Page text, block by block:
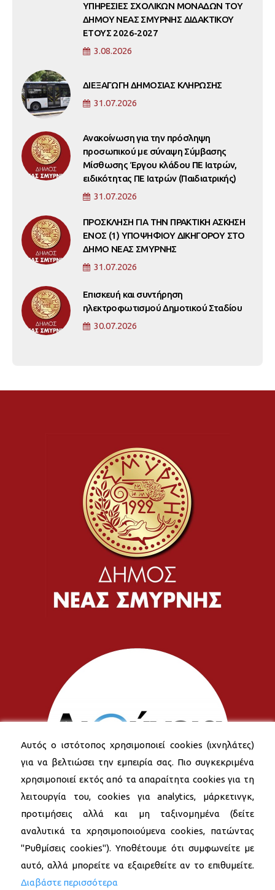
ΥΠΗΡΕΣΙΕΣ ΣΧΟΛΙΚΩΝ ΜΟΝΑΔΩΝ ΤΟΥ
ΔΗΜΟΥ ΝΕΑΣ ΣΜΥΡΝΗΣ ΔΙΔΑΚΤΙΚΟΥ
ΕΤΟΥΣ 2026-2027
3.08.2026
ΔΙΕΞΑΓΩΓΗ ΔΗΜΟΣΙΑΣ ΚΛΗΡΩΣΗΣ
31.07.2026
Ανακοίνωση για την πρόσληψη
προσωπικού με σύναψη Σύμβασης
Μίσθωσης Έργου κλάδου ΠΕ Ιατρών,
ειδικότητας ΠΕ Ιατρών (Παιδιατρικής)
31.07.2026
ΠΡΟΣΚΛΗΣΗ ΓΙΑ ΤΗΝ ΠΡΑΚΤΙΚΗ ΑΣΚΗΣΗ
ΕΝΟΣ (1) ΥΠΟΨΗΦΙΟΥ ΔΙΚΗΓΟΡΟΥ ΣΤΟ
ΔΗΜΟ ΝΕΑΣ ΣΜΥΡΝΗΣ
31.07.2026
Επισκευή και συντήρηση
ηλεκτροφωτισμού Δημοτικού Σταδίου
30.07.2026
Αυτός ο ιστότοπος χρησιμοποιεί cookies (ιχνηλάτες)
για να βελτιώσει την εμπειρία σας. Πιο συγκεκριμένα
χρησιμοποιεί εκτός από τα απαραίτητα cookies για τη
λειτουργία του, cookies για analytics, μάρκετινγκ,
προτιμήσεις αλλά και μη ταξινομημένα (δείτε
αναλυτικά τα χρησιμοποιούμενα cookies, πατώντας
"Ρυθμίσεις cookies"). Υποθέτουμε ότι συμφωνείτε με
αυτό, αλλά μπορείτε να εξαιρεθείτε αν το επιθυμείτε.
Διαβάστε περισσότερα